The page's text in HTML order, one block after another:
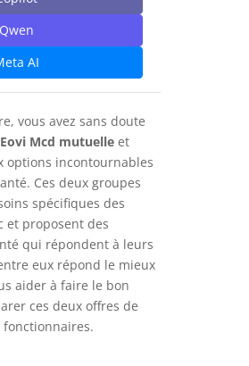
Qwen
AI
vous avez sans doute
Eovi Mcd mutuelleet
options incontournables
Ces deux groupes
spécifiques des
et proposent des
qui répondent à leurs
eux répond le mieux
aider à faire le bon
ces deux offres de